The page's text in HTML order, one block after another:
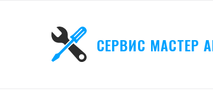
СЕРВИС МАСТЕР